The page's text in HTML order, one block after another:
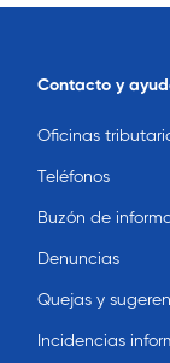
Contacto y
Oficinas
Teléfonos
Buzón de
Denuncias
Quejas y
Incidencias